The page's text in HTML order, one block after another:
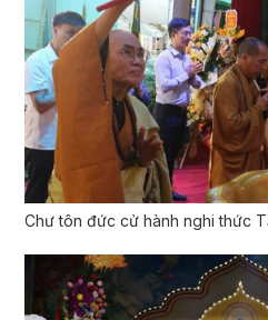
Chư tôn đức cử hành nghi thức